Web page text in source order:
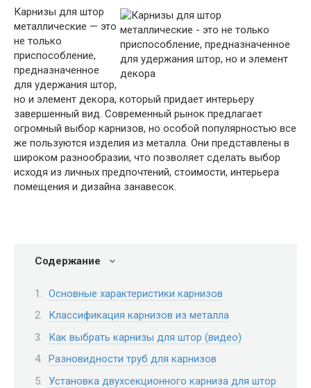
Карнизы для штор
металлические — это
не только
приспособление,
предназначенное
для удержания штор,
но и элемент декора, который придает интерьеру
завершенный вид. Современный рынок предлагает
огромный выбор карнизов, но особой популярностью все
же пользуются изделия из металла. Они представлены в
широком разнообразии, что позволяет сделать выбор
исходя из личных предпочтений, стоимости, интерьера
помещения и дизайна занавесок.
Содержание
Основные характеристики карнизов
Классификация карнизов из металла
Как выбрать карнизы для штор (видео)
Разновидности труб для карнизов
Установка двухсекционного карниза для штор